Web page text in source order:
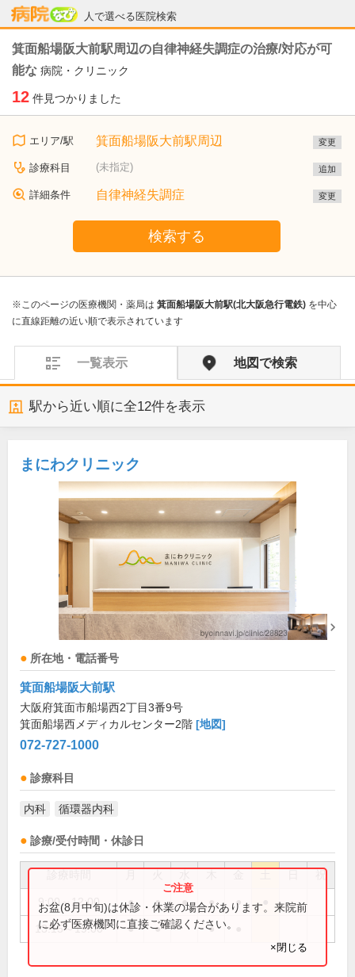
人で選べる医院検索
病院なび
箕面船場阪大前駅周辺の自律神経失調症の治療/対応が可
能な 病院・クリニック
12 件見つかりました
エリア/駅 箕面船場阪大前駅周辺 変更
診療科目 (未指定) 追加
詳細条件 自律神経失調症 変更
検索する
※このページの医療機関・薬局は 箕面船場阪大前駅(北大阪急行電鉄) を中心
に直線距離の近い順で表示されています
一覧表示 地図で検索
駅から近い順に全12件を表示
まにわクリニック
所在地・電話番号
箕面船場阪大前駅
大阪府箕面市船場西2丁目3番9号
箕面船場西メディカルセンター2階 [地図]
072-727-1000
診療科目
内科 循環器内科
診療/受付時間・休診日
祝
9:00～12:00 ● ● ● ● ●
13:15～19:00 ● ● ●
お盆(8月中旬)は休診・休業の場合があります。来院前
に必ず医療機関に直接ご確認ください。
×閉じる